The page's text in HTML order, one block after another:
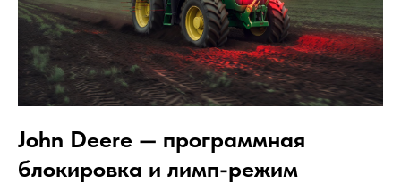
John Deere — программная
блокировка и лимп-режим